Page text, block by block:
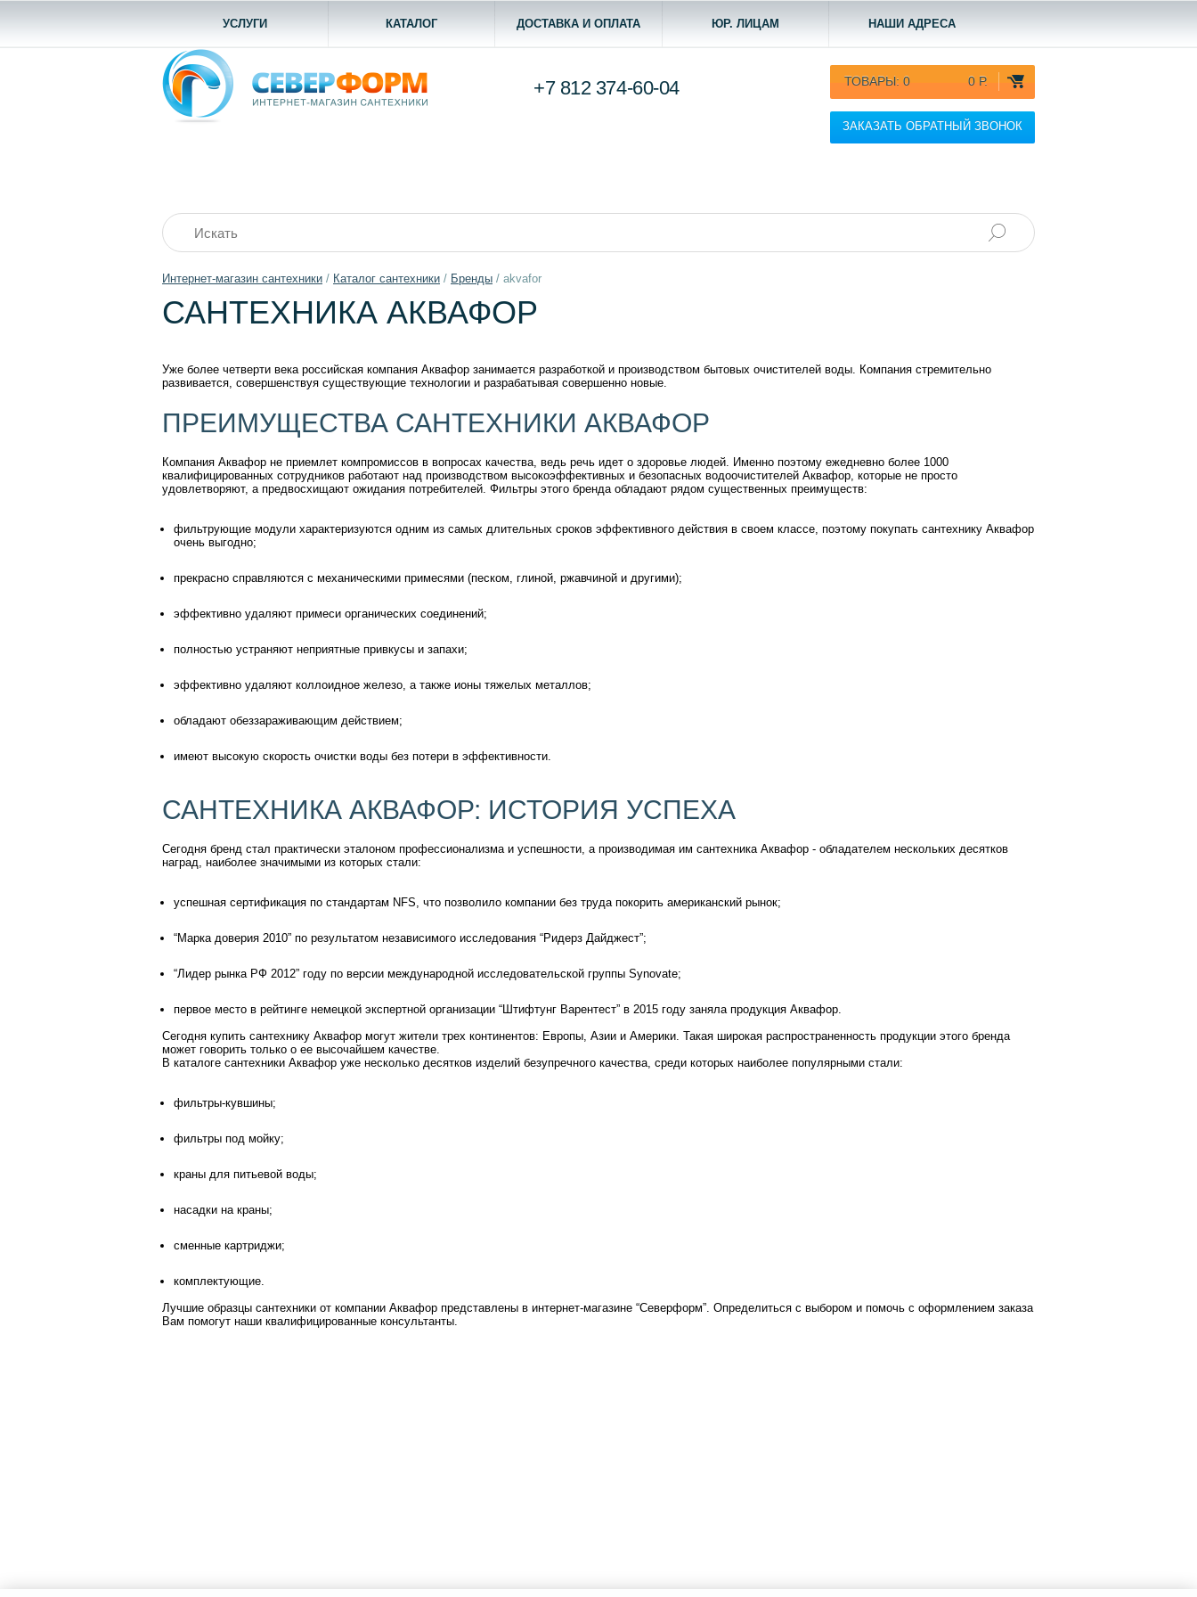
УСЛУГИ КАТАЛОГ ДОСТАВКА И ОПЛАТА ЮР. ЛИЦАМ НАШИ АДРЕСА
ТОВАРЫ: 0 0 Р.
ЗАКАЗАТЬ ОБРАТНЫЙ ЗВОНОК
+7 812 374-60-04
Интернет-магазин сантехники / Каталог сантехники / Бренды / akvafor
САНТЕХНИКА АКВАФОР
Уже более четверти века российская компания Аквафор занимается разработкой и производством бытовых очистителей воды. Компания стремительно
развивается, совершенствуя существующие технологии и разрабатывая совершенно новые.
ПРЕИМУЩЕСТВА САНТЕХНИКИ АКВАФОР
Компания Аквафор не приемлет компромиссов в вопросах качества, ведь речь идет о здоровье людей. Именно поэтому ежедневно более 1000
квалифицированных сотрудников работают над производством высокоэффективных и безопасных водоочистителей Аквафор, которые не просто
удовлетворяют, а предвосхищают ожидания потребителей. Фильтры этого бренда обладают рядом существенных преимуществ:
фильтрующие модули характеризуются одним из самых длительных сроков эффективного действия в своем классе, поэтому покупать сантехнику Аквафор
очень выгодно;
прекрасно справляются с механическими примесями (песком, глиной, ржавчиной и другими);
эффективно удаляют примеси органических соединений;
полностью устраняют неприятные привкусы и запахи;
эффективно удаляют коллоидное железо, а также ионы тяжелых металлов;
обладают обеззараживающим действием;
имеют высокую скорость очистки воды без потери в эффективности.
САНТЕХНИКА АКВАФОР: ИСТОРИЯ УСПЕХА
Сегодня бренд стал практически эталоном профессионализма и успешности, а производимая им сантехника Аквафор - обладателем нескольких десятков
наград, наиболее значимыми из которых стали:
успешная сертификация по стандартам NFS, что позволило компании без труда покорить американский рынок;
“Марка доверия 2010” по результатом независимого исследования “Ридерз Дайджест”;
“Лидер рынка РФ 2012” году по версии международной исследовательской группы Synovate;
первое место в рейтинге немецкой экспертной организации “Штифтунг Варентест” в 2015 году заняла продукция Аквафор.
Сегодня купить сантехнику Аквафор могут жители трех континентов: Европы, Азии и Америки. Такая широкая распространенность продукции этого бренда
может говорить только о ее высочайшем качестве.
В каталоге сантехники Аквафор уже несколько десятков изделий безупречного качества, среди которых наиболее популярными стали:
фильтры-кувшины;
фильтры под мойку;
краны для питьевой воды;
насадки на краны;
сменные картриджи;
комплектующие.
Лучшие образцы сантехники от компании Аквафор представлены в интернет-магазине “Северформ”. Определиться с выбором и помочь с оформлением заказа
Вам помогут наши квалифицированные консультанты.